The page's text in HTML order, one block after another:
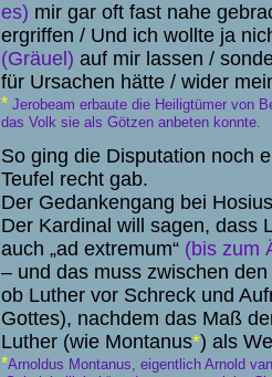
es) mir gar oft fast nahe
ergriffen / Und ich wollte ja
(Gräuel) auf mir lassen /
für Ursachen hätte / wider
* Jerobeam erbaute die Heiligtümer von
das Volk sie als Götzen anbeten konnte.
So ging die Disputation noch
Teufel recht gab.
Der Gedankengang bei
Der Kardinal will sagen, dass
auch „ad extremum“ (bis zum
– und das muss zwischen
ob Luther vor Schreck und
Gottes), nachdem das Maß
Luther (wie Montanus*) als
*Arnoldus Montanus, eigentlich Arnold